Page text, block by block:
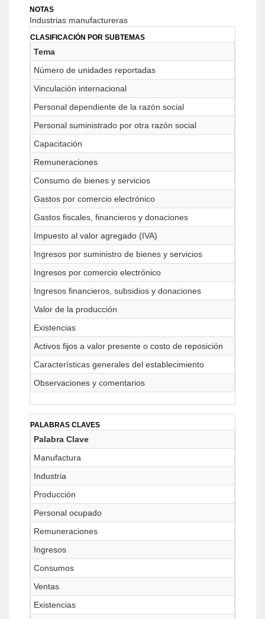
NOTAS
Industrias manufactureras
CLASIFICACIÓN POR SUBTEMAS
Tema
Número de unidades reportadas
Vinculación internacional
Personal dependiente de la razón social
Personal suministrado por otra razón social
Capacitación
Remuneraciones
Consumo de bienes y servicios
Gastos por comercio electrónico
Gastos fiscales, financieros y donaciones
Impuesto al valor agregado (IVA)
Ingresos por suministro de bienes y servicios
Ingresos por comercio electrónico
Ingresos financieros, subsidios y donaciones
Valor de la producción
Existencias
Activos fijos a valor presente o costo de reposición
Características generales del establecimiento
Observaciones y comentarios
PALABRAS CLAVES
Palabra Clave
Manufactura
Industria
Producción
Personal ocupado
Remuneraciones
Ingresos
Consumos
Ventas
Existencias